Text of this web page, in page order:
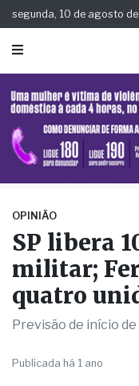
segunda, 10 de agosto
OPINIÃO
SP libera
militar;
quatro
Previsão de início
Publicada há 1 ano